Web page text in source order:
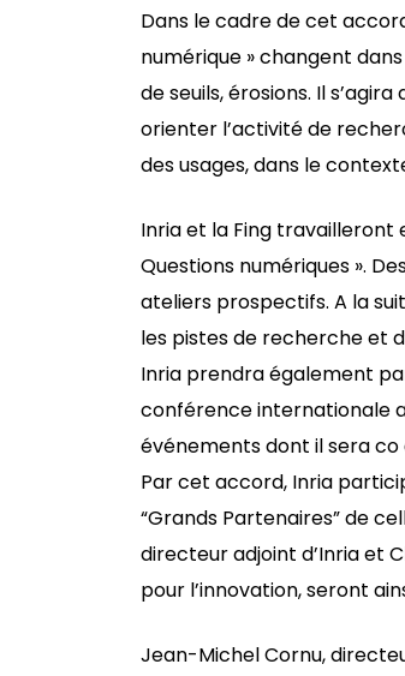
Dans le cadre de cet
numérique » changent
de seuils, érosions. Il
orienter l’activité de
des usages, dans le
Inria et la Fing travailleront
Questions numériques ».
ateliers prospectifs. A la
les pistes de recherche et
Inria prendra également
conférence internationale
événements dont il sera co
Par cet accord, Inria
“Grands Partenaires” de
directeur adjoint d’Inria et
pour l’innovation, seront
Jean-Michel Cornu,